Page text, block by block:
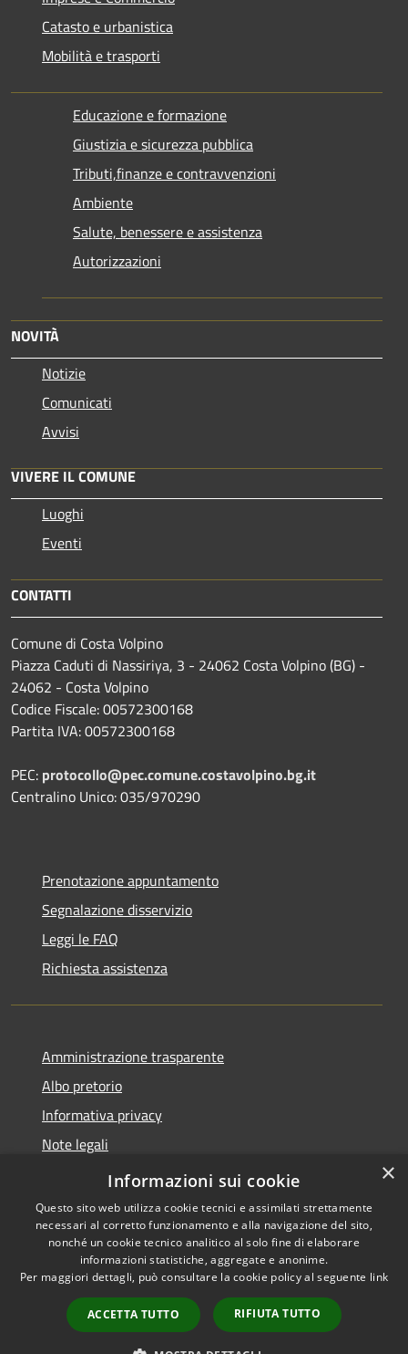
Catasto e urbanistica
Mobilità e trasporti
Educazione e formazione
Giustizia e sicurezza pubblica
Tributi,finanze e contravvenzioni
Ambiente
Salute, benessere e assistenza
Autorizzazioni
NOVITÀ
Notizie
Comunicati
Avvisi
VIVERE IL COMUNE
Luoghi
Eventi
CONTATTI
Comune di Costa Volpino
Piazza Caduti di Nassiriya, 3 - 24062 Costa Volpino (BG) -
24062 - Costa Volpino
Codice Fiscale: 00572300168
Partita IVA: 00572300168
PEC: protocollo@pec.comune.costavolpino.bg.it
Centralino Unico: 035/970290
Prenotazione appuntamento
Segnalazione disservizio
Leggi le FAQ
Richiesta assistenza
Amministrazione trasparente
Albo pretorio
Informativa privacy
Note legali
Dichiarazione di accessibilità
Accessibilità
Copyright © 2026 • Comune di
Costa Volpino • Powered by
Municipium•
Accesso
redazione
×
Informazioni sui cookie
Questo sito web utilizza cookie tecnici e assimilati strettamente
necessari al corretto funzionamento e alla navigazione del sito,
nonché un cookie tecnico analitico al solo fine di elaborare
informazioni statistiche, aggregate e anonime.
Per maggiori dettagli, può consultare la cookie policy al seguente link
ACCETTA TUTTO RIFIUTA TUTTO